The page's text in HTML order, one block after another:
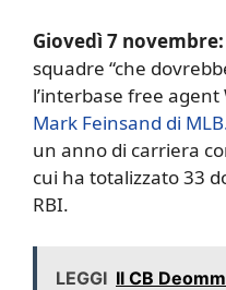
Giovedì 7 novembre:
squadre “che
l’interbase free agent
Mark Feinsand di
un anno di carriera
cui ha totalizzato 33
RBI.
LEGGI Il CB